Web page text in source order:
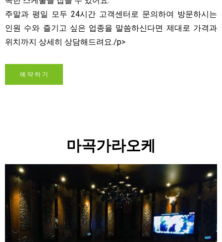
주말과 평일 모두 24시간 고객센터로 문의하여 방문하시는
인원 수와 즐기고 싶은 업종을 말씀하신다면 제대로 가격과
위치까지 상세히 상담해드려요./p>
예 약 하 기
마곡가라오케